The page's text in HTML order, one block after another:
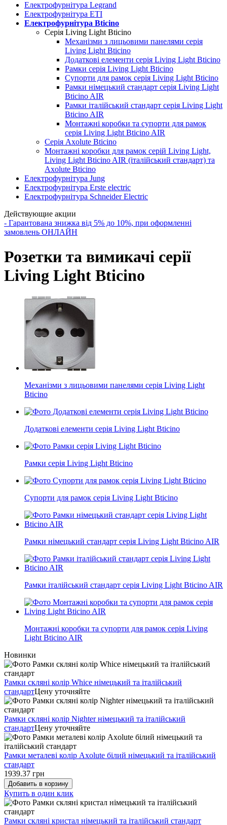
Електрофурнітура Legrand
Електрофурнітура ETI
Електрофурнітура Bticino
Серія Living Light Bticino
Механізми з лицьовими панелями серія
Living Light Bticino
Додаткові елементи серія Living Light Bticino
Рамки серія Living Light Bticino
Супорти для рамок серія Living Light Bticino
Рамки німецький стандарт серія Living Light
Bticino AIR
Рамки італійський стандарт серія Living Light
Bticino AIR
Монтажні коробки та супорти для рамок
серія Living Light Bticino AIR
Серія Axolute Bticino
Монтажні коробки для рамок серій Living Light,
Living Light Bticino AIR (італійський стандарт) та
Axolute Bticino
Електрофурнітура Jung
Електрофурнітура Erste electric
Електрофурнітура Schneider Electric
Действующие акции
- Гарантована знижка від 5% до 10%, при оформленні
замовлень ОНЛАЙН
Розетки та вимикачі серії
Living Light Bticino
Механізми з лицьовими панелями серія Living Light
Bticino
Додаткові елементи серія Living Light Bticino
Рамки серія Living Light Bticino
Супорти для рамок серія Living Light Bticino
Рамки німецький стандарт серія Living Light Bticino AIR
Рамки італійський стандарт серія Living Light Bticino AIR
Монтажні коробки та супорти для рамок серія Living
Light Bticino AIR
Новинки
Рамки скляні колір Whice німецький та італійський
стандартЦену уточняйте
Рамки скляні колір Nighter німецький та італійський
стандартЦену уточняйте
Рамки металеві колір Axolute білий німецький та італійський
стандарт
1939.37 грн
Добавить в корзину
Купить в один клик
Рамки скляні кристал німецький та італійський стандарт